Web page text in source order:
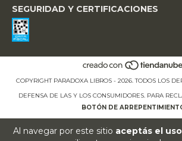
Al navegar por este sitio aceptás el
SEGURIDAD Y CERTIFICACIONES
COPYRIGHT PARADOXA LIBROS - 2026. TODOS LOS
DEFENSA DE LAS Y LOS CONSUMIDORES. PARA
BOTÓN DE